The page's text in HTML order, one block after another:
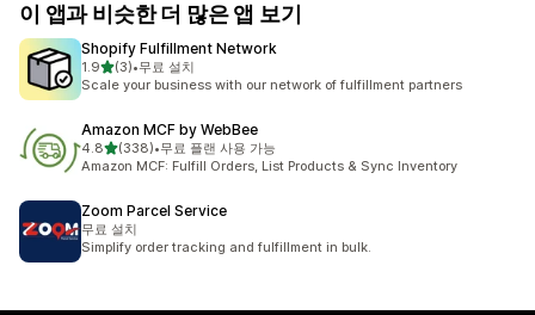
이 앱과 비슷한 더 많은 앱 보기
Shopify Fulfillment Network
1.9별 5개 중
(3)
총 리뷰 3개
•무료 설치
Scale your business with our network of fulfillment partners
Amazon MCF by WebBee
4.8별 5개 중
(338)
총 리뷰 338개
•무료 플랜 사용 가능
Amazon MCF: Fulfill Orders, List Products & Sync Inventory
Zoom Parcel Service
무료 설치
Simplify order tracking and fulfillment in bulk.